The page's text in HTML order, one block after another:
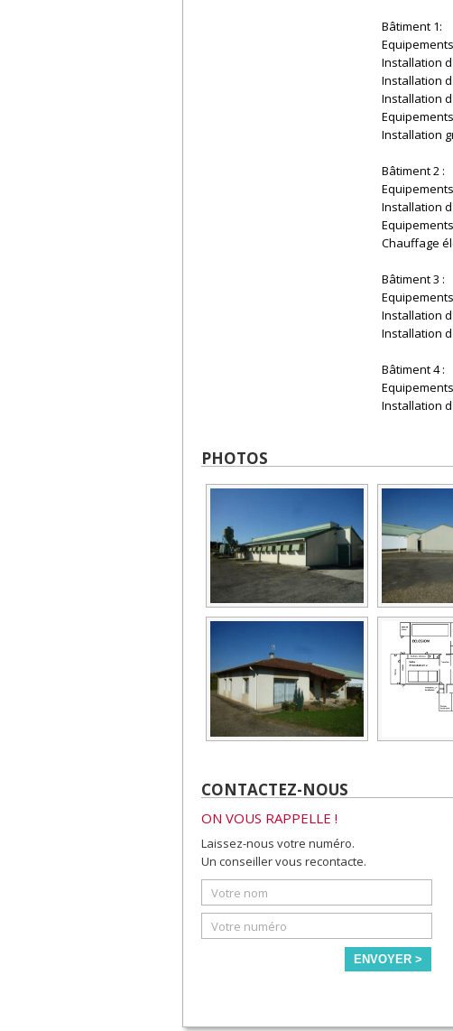
Bâtiment 1:
Installation
Installation
Installation
Installation
Bâtiment 2 :
Installation
Chauffage
Bâtiment 3 :
Installation
Installation
Bâtiment 4 :
Installation
PHOTOS
CONTACTEZ-NOUS
ON VOUS RAPPELLE !
Laissez-nous votre numéro.
Un conseiller vous recontacte.
ENVOYER >